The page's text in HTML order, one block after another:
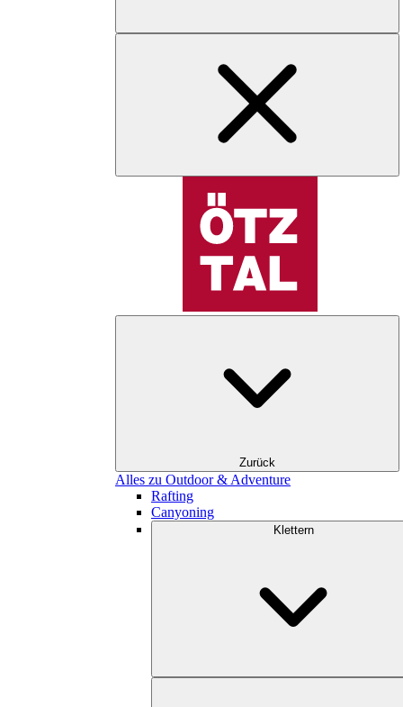
Zurück
Alles zu Outdoor & Adventure
Rafting
Canyoning
Klettern